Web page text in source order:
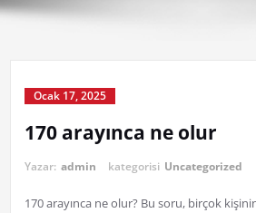
Ocak 17, 2025
170 arayınca ne olur
Yazar: admin kategorisi Uncategorized
170 arayınca ne olur? Bu soru, birçok